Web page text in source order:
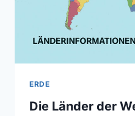
ERDE
Die Länder der